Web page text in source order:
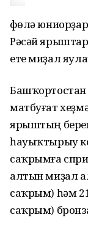
Өфөлә
Рәсәй
ете миҙал
матбуғат
ярыштың
һауыҡтырыу
саҡрымға
алтын миҙал
саҡрым) һәм
саҡрым)